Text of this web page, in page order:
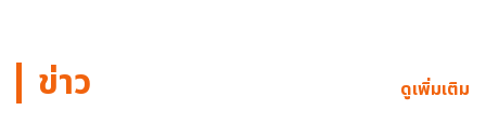
ข่าว ดูเพิ่มเติม